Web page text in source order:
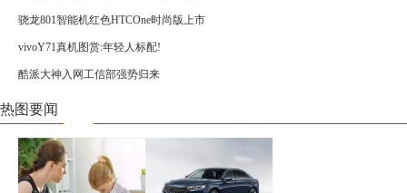
骁龙801智能机红色HTCOne时尚版上市
vivoY71真机图赏:年轻人标配!
酷派大神入网工信部强势归来
热图要闻